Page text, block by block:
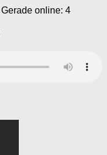
Gerade online: 4